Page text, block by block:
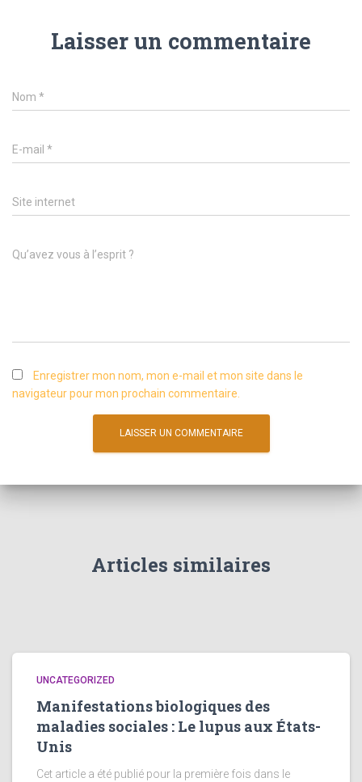
Laisser un commentaire
Nom *
E-mail *
Site internet
Qu’avez vous à l’esprit ?
Enregistrer mon nom, mon e-mail et mon site dans le
navigateur pour mon prochain commentaire.
Articles similaires
UNCATEGORIZED
Manifestations biologiques des
maladies sociales : Le lupus aux États-
Unis
Cet article a été publié pour la première fois dans le